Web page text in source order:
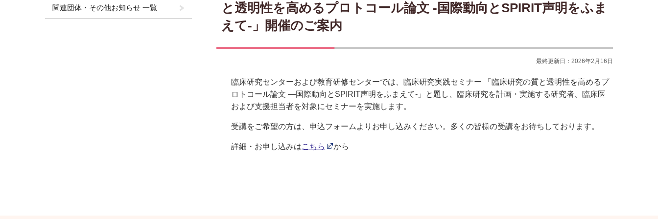
関連団体・その他お知らせ 一覧
と透明性を高めるプロトコール論文 -国際動向とSPIRIT声明をふま
えて-」開催のご案内
最終更新日：2026年2月16日
臨床研究センターおよび教育研修センターでは、臨床研究実践セミナー 「臨床研究の質と透明性を高めるプ
ロトコール論文 ―国際動向とSPIRIT声明をふまえて-」と題し、臨床研究を計画・実施する研究者、臨床医
および支援担当者を対象にセミナーを実施します。
受講をご希望の方は、申込フォームよりお申し込みください。多くの皆様の受講をお待ちしております。
詳細・お申し込みはこちら から